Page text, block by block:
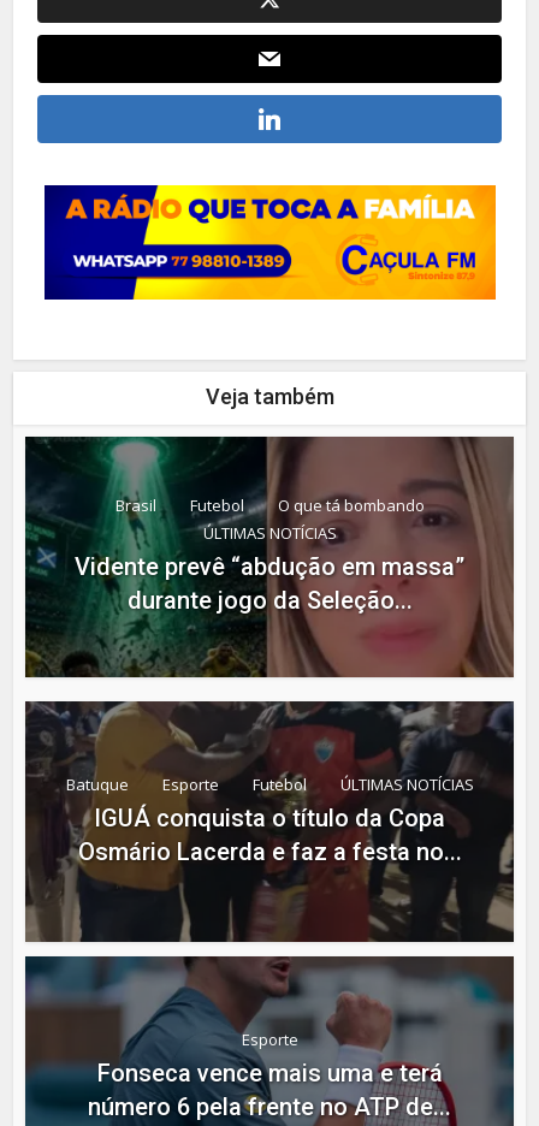
Veja também
Brasil Futebol
O que tá bombando
ÚLTIMAS NOTÍCIAS
Vidente prevê “abdução em massa”
durante jogo da Seleção...
Batuque Esporte Futebol ÚLTIMAS NOTÍCIAS
IGUÁ conquista o título da Copa
Osmário Lacerda e faz a festa no...
Esporte
Fonseca vence mais uma e terá
número 6 pela frente no ATP de...